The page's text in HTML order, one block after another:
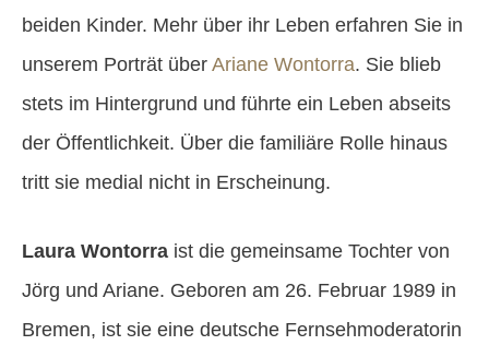
beiden Kinder. Mehr über ihr Leben erfahren Sie in
unserem Porträt über Ariane Wontorra. Sie blieb
stets im Hintergrund und führte ein Leben abseits
der Öffentlichkeit. Über die familiäre Rolle hinaus
tritt sie medial nicht in Erscheinung.
Laura Wontorra ist die gemeinsame Tochter von
Jörg und Ariane. Geboren am 26. Februar 1989 in
Bremen, ist sie eine deutsche Fernsehmoderatorin